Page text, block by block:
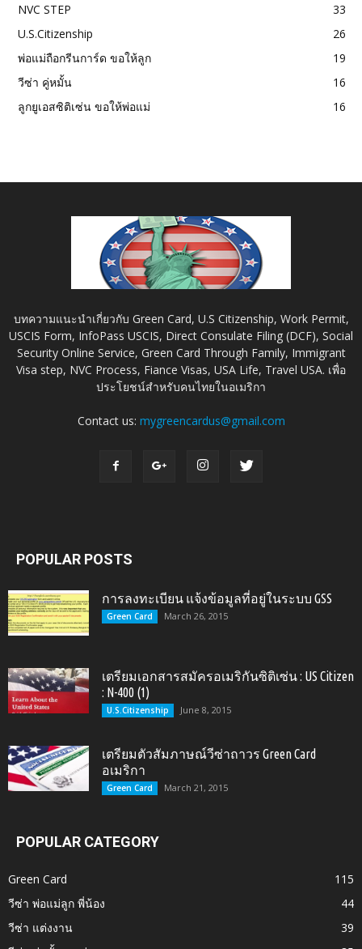
NVC STEP
33
U.S.Citizenship
26
พ่อแม่ถือกรีนการ์ด ขอให้ลูก
19
วีซ่า คู่หมั้น
16
ลูกยูเอสซิติเซ่น ขอให้พ่อแม่
16
บทความแนะนำเกี่ยวกับ Green Card, U.S Citizenship, Work Permit,
USCIS Form, InfoPass USCIS, Direct Consulate Filing (DCF), Social
Security Online Service, Green Card Through Family, Immigrant
Visa step, NVC Process, Fiance Visas, USA Life, Travel USA. เพื่อ
ประโยชน์สำหรับคนไทยในอเมริกา
Contact us: mygreencardus@gmail.com
POPULAR POSTS
การลงทะเบียน แจ้งข้อมูลที่อยู่ในระบบ GSS
Green Card March 26, 2015
เตรียมเอกสารสมัครอเมริกันซิติเซ่น : US Citizen
: N-400 (1)
U.S.Citizenship June 8, 2015
เตรียมตัวสัมภาษณ์วีซ่าถาวร Green Card
อเมริกา
Green Card March 21, 2015
POPULAR CATEGORY
Green Card
115
วีซ่า พ่อแม่ลูก พี่น้อง
44
วีซ่า แต่งงาน
39